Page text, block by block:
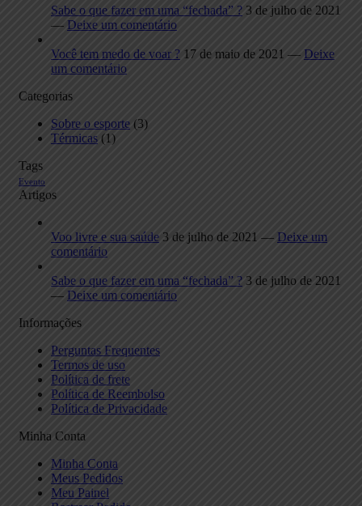
Sabe o que fazer em uma “fechada” ? 3 de julho de 2021
— Deixe um comentário
Você tem medo de voar ? 17 de maio de 2021 — Deixe
um comentário
Categorias
Sobre o esporte (3)
Térmicas (1)
Tags
Evento
Artigos
Voo livre e sua saúde 3 de julho de 2021 — Deixe um
comentário
Sabe o que fazer em uma “fechada” ? 3 de julho de 2021
— Deixe um comentário
Informações
Perguntas Frequentes
Termos de uso
Política de frete
Política de Reembolso
Política de Privacidade
Minha Conta
Minha Conta
Meus Pedidos
Meu Painel